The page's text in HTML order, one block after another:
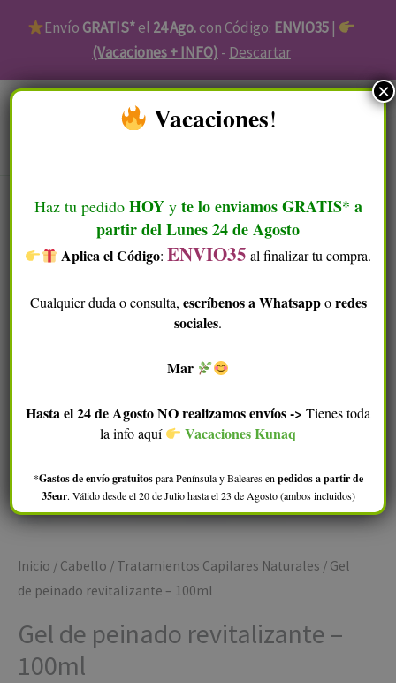
Envío GRATIS*el 24 Ago.con Código: ENVIO35|
(Vacaciones + INFO) - Descartar
Inicio / Cabello / Tratamientos Capilares Naturales / Gel
de peinado revitalizante – 100ml
Gel de peinado revitalizante –
100ml
revitalizante
100ml
​ Vacaciones!
Haz tu pedido HOYy te lo enviamos GRATIS* a
partir del Lunes 24 de Agosto
Aplica el Código: ENVIO35 al finalizar tu compra.
Cualquier duda o consulta, escríbenos a Whatsapporedes
sociales.
Mar
Hasta el 24 de Agosto NO realizamos envíos -> Tienes toda
la info aquí
Vacaciones Kunaq
*Gastos de envío gratuitospara Península y Baleares enpedidos a partir de
35eur. Válido desde el 20 de Julio hasta el 23 de Agosto (ambos incluidos)
×